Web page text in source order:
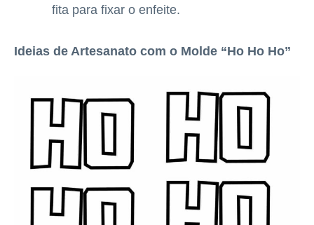
fita para fixar o enfeite.
Ideias de Artesanato com o Molde “Ho Ho Ho”